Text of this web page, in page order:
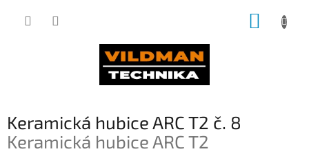
Keramická hubice ARC T2 č. 8
Keramická hubice ARC T2